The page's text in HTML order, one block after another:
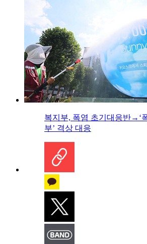
복지부, 폭염 초기대응반→‘
부’ 격상 대응